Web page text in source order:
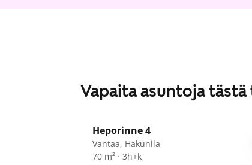
Vapaita asuntoja
Heporinne 4
Vantaa, Hakunila
70 m² · 3h+k